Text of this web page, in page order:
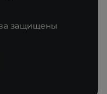
защищены